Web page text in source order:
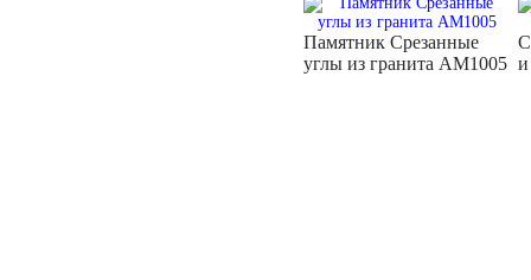
Памятник Срезанные
углы из гранита AM1005